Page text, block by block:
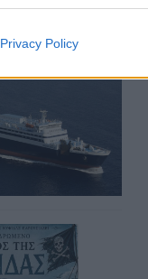
Privacy Policy